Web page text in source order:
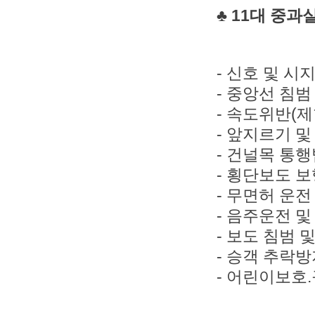
♣ 11대 중과
- 신호 및 시
- 중앙선 침
- 속도위반(
- 앞지르기
- 건널목 통
- 횡단보도
- 무면허 운전
- 음주운전
- 보도 침범
- 승객 추락
- 어린이보호